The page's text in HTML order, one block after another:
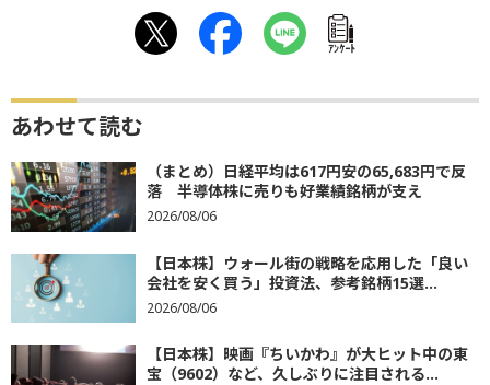
ｱﾝｹｰﾄ
あわせて読む
（まとめ）日経平均は617円安の65,683円で反
落 半導体株に売りも好業績銘柄が支え
2026/08/06
【日本株】ウォール街の戦略を応用した「良い
会社を安く買う」投資法、参考銘柄15選...
2026/08/06
【日本株】映画『ちいかわ』が大ヒット中の東
宝（9602）など、久しぶりに注目される...